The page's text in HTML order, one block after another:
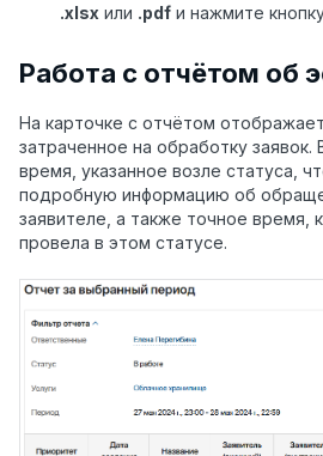
.xlsx или .pdf и нажмите
Работа с отчётом об
На карточке с отчётом
затраченное на обработку
время, указанное возле статуса,
подробную информацию об
заявителе, а также точное время,
провела в этом статусе.